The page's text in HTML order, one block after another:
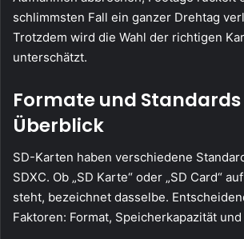
schlimmsten Fall ein ganzer Drehtag
Trotzdem wird die Wahl der richtigen
unterschätzt.
Formate und
Überblick
SD-Karten haben verschiedene
SDXC. Ob „SD Karte“ oder „SD Card“
steht, bezeichnet dasselbe.
Faktoren: Format, Speicherkapazität